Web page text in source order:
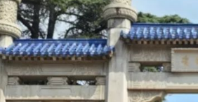
校友处执行长彭春阳于115年7月
30日(四)荣退，为其十四年来深耕
校友服务、凝聚海内外校友情 ...
淡
办
学